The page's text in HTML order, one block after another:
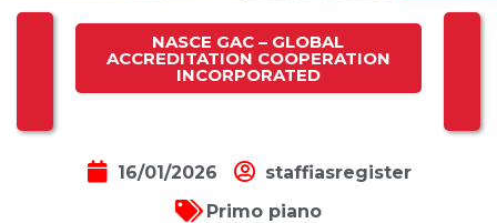
NASCE GAC – GLOBAL
ACCREDITATION COOPERATION
INCORPORATED
16/01/2026
staffiasregister
Primo piano